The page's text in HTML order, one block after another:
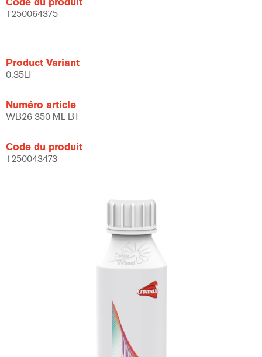
1250064375
Product Variant
0.35LT
Numéro article
WB26 350 ML BT
Code du produit
1250043473